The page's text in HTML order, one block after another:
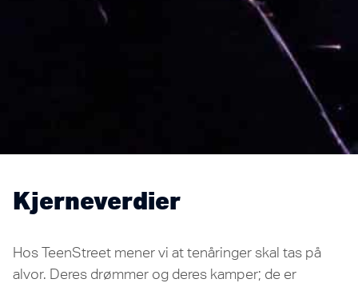
Kjerneverdier
Hos TeenStreet mener vi at tenåringer skal tas på
alvor. Deres drømmer og deres kamper; de er